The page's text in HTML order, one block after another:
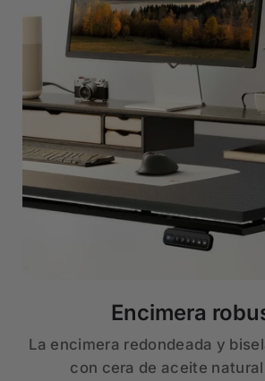
Encimera
La encimera redondeada y
con cera de aceite